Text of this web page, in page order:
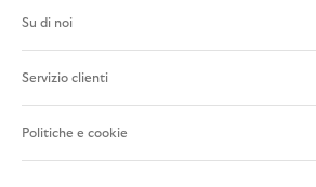
Su di noi
Servizio clienti
Politiche e cookie